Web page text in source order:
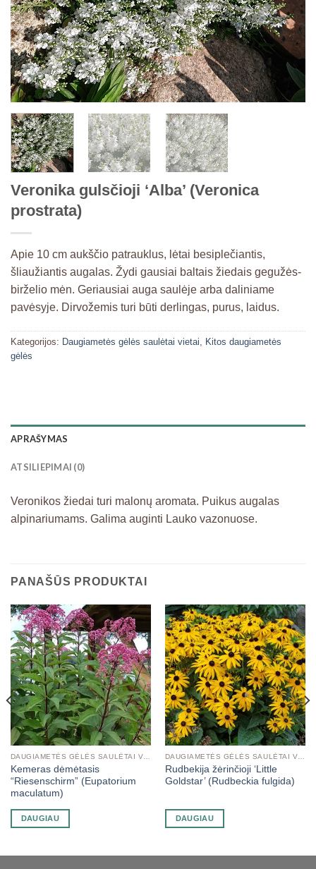
Veronika gulsčioji ‘Alba’ (Veronica
prostrata)
Apie 10 cm aukščio patrauklus, lėtai besiplečiantis,
šliaužiantis augalas. Žydi gausiai baltais žiedais gegužės-
birželio mėn. Geriausiai auga saulėje arba daliniame
pavėsyje. Dirvožemis turi būti derlingas, purus, laidus.
Kategorijos: Daugiametės gėlės saulėtai vietai
Kitos daugiametės
gėlės
APRAŠYMAS
ATSILIEPIMAI (0)
Veronikos žiedai turi malonų aromata. Puikus augalas
alpinariumams. Galima auginti Lauko vazonuose.
PANAŠŪS PRODUKTAI
DAUGIAMETĖS GĖLĖS SAULĖTAI VIETAI
Kemeras dėmėtasis
“Riesenschirm” (Eupatorium
maculatum)
DAUGIAU
DAUGIAMETĖS GĖLĖS SAULĖTAI VIETAI
Rudbekija žėrinčioji ‘Little
Goldstar’ (Rudbeckia fulgida)
DAUGIAU